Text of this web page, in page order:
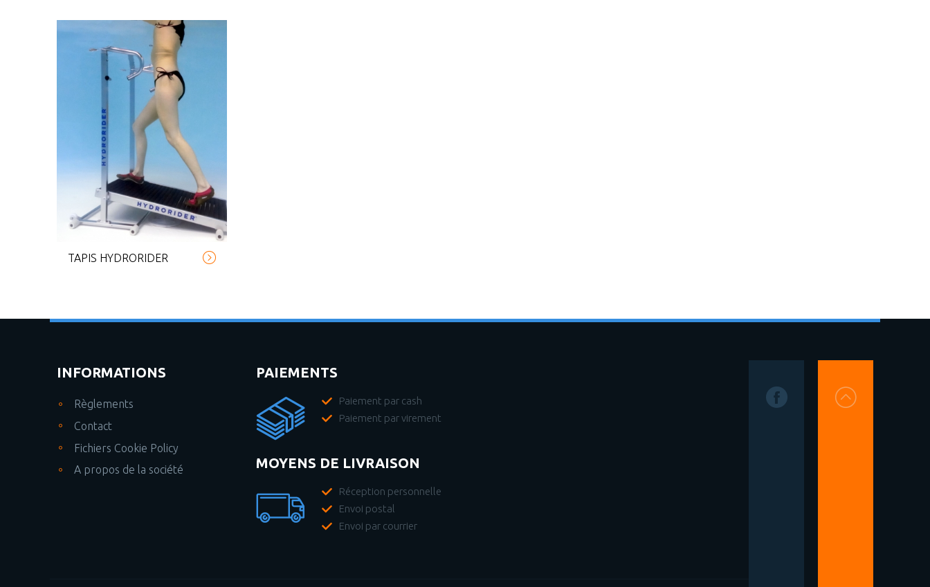
TAPIS HYDRORIDER
INFORMATIONS
Règlements
Contact
Fichiers Cookie Policy
A propos de la société
PAIEMENTS
Paiement par cash
Paiement par virement
MOYENS DE LIVRAISON
Réception personnelle
Envoi postal
Envoi par courrier